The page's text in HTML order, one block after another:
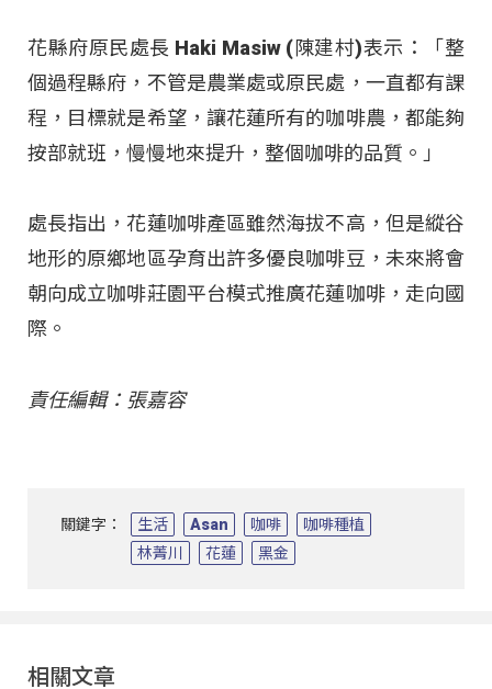
花縣府原民處長 Haki Masiw (陳建村)表示：「整
個過程縣府，不管是農業處或原民處，一直都有課
程，目標就是希望，讓花蓮所有的咖啡農，都能夠
按部就班，慢慢地來提升，整個咖啡的品質。」
處長指出，花蓮咖啡產區雖然海拔不高，但是縱谷
地形的原鄉地區孕育出許多優良咖啡豆，未來將會
朝向成立咖啡莊園平台模式推廣花蓮咖啡，走向國
際。
責任編輯：張嘉容
關鍵字： 生活 Asan 咖啡
咖啡種植
林菁川
花蓮 黑金
相關文章